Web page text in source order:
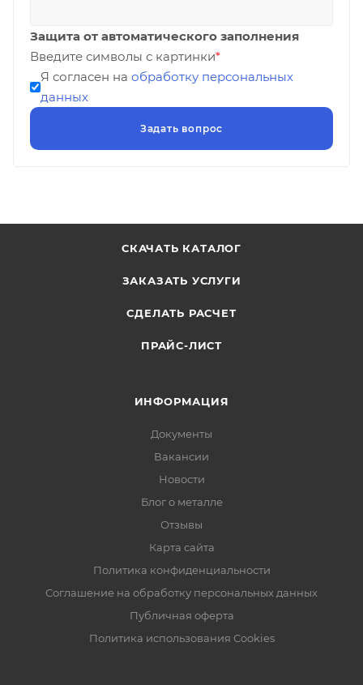
Защита от автоматического заполнения
Введите символы с картинки*
Я согласен на обработку персональных
данных
СКАЧАТЬ КАТАЛОГ
ЗАКАЗАТЬ УСЛУГИ
СДЕЛАТЬ РАСЧЕТ
ПРАЙС-ЛИСТ
ИНФОРМАЦИЯ
Документы
Вакансии
Новости
Блог о металле
Отзывы
Карта сайта
Политика конфиденциальности
Соглашение на обработку персональных данных
Публичная оферта
Политика использования Cookies